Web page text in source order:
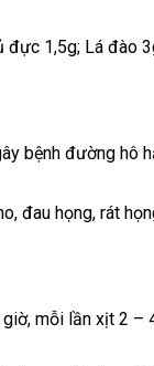
đực 1,5g; Lá đào
bệnh đường hô
đau họng, rát
mỗi lần xịt 2 –